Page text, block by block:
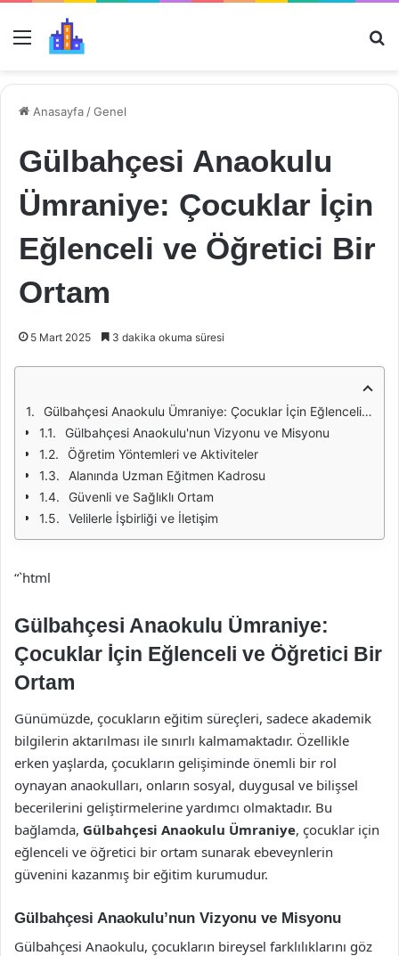
Menü
Anasayfa /Genel
Gülbahçesi Anaokulu
Ümraniye: Çocuklar İçin
Eğlenceli ve Öğretici Bir
Ortam
5 Mart 2025 3 dakika okuma süresi
Gülbahçesi Anaokulu Ümraniye: Çocuklar İçin Eğlenceli ve Öğretici Bir Ortam
Gülbahçesi Anaokulu'nun Vizyonu ve Misyonu
Öğretim Yöntemleri ve Aktiviteler
Alanında Uzman Eğitmen Kadrosu
Güvenli ve Sağlıklı Ortam
Velilerle İşbirliği ve İletişim
“`html
Gülbahçesi Anaokulu Ümraniye:
Çocuklar İçin Eğlenceli ve Öğretici Bir
Ortam
Günümüzde, çocukların eğitim süreçleri, sadece akademik
bilgilerin aktarılması ile sınırlı kalmamaktadır. Özellikle
erken yaşlarda, çocukların gelişiminde önemli bir rol
oynayan anaokulları, onların sosyal, duygusal ve bilişsel
becerilerini geliştirmelerine yardımcı olmaktadır. Bu
bağlamda, Gülbahçesi Anaokulu Ümraniye, çocuklar için
eğlenceli ve öğretici bir ortam sunarak ebeveynlerin
güvenini kazanmış bir eğitim kurumudur.
Gülbahçesi Anaokulu’nun Vizyonu ve Misyonu
Gülbahçesi Anaokulu, çocukların bireysel farklılıklarını göz